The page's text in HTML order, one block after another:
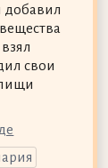
добавил
свои